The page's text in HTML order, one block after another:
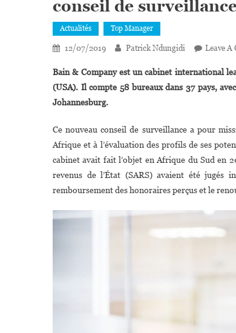
conseil de
Actualités Top Manager
12/07/2019 Patrick Ndungidi Leave A
Bain & Company est un cabinet international
(USA). Il compte 58 bureaux dans 37 pays,
Johannesburg.
Ce nouveau conseil de surveillance a pour
Afrique et à l’évaluation des profils de ses
cabinet avait fait l’objet en Afrique du Sud en
revenus de l’État (SARS) avaient été jugés
remboursement des honoraires perçus et le